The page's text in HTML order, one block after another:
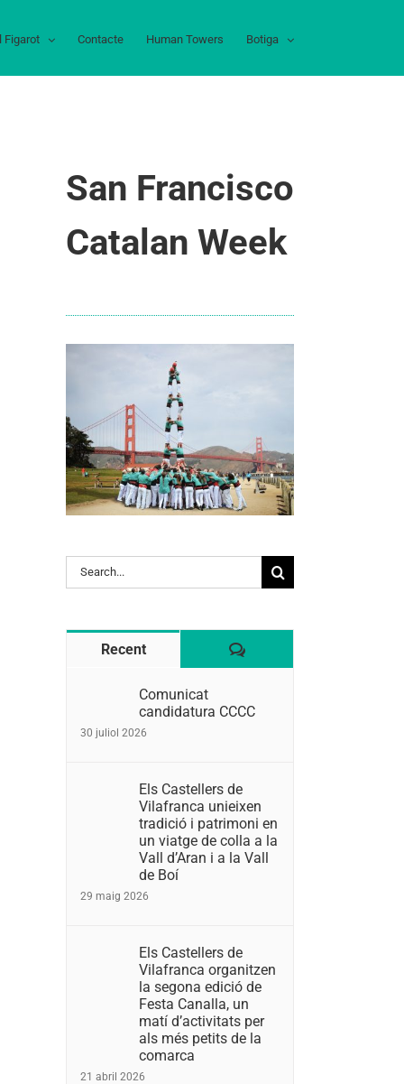
Figarot Contacte Human Towers Botiga
San Francisco
Catalan Week
Search
for:
Recent Comentaris
Comunicat
candidatura CCCC
30 juliol 2026
Els Castellers de
Vilafranca unieixen
tradició i patrimoni en
un viatge de colla a la
Vall d’Aran i a la Vall
de Boí
29 maig 2026
Els Castellers de
Vilafranca organitzen
la segona edició de
Festa Canalla, un
matí d’activitats per
als més petits de la
comarca
21 abril 2026